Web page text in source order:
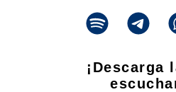
¡Descarga